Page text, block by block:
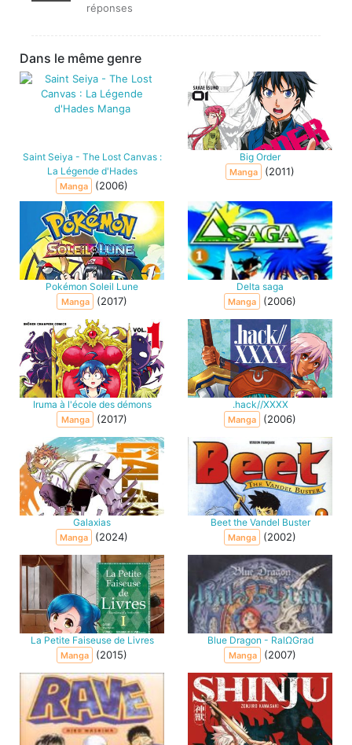
réponses
Dans le même genre
Saint Seiya - The Lost Canvas :
La Légende d'Hades
Manga (2006)
Big Order
Manga (2011)
Pokémon Soleil Lune
Manga (2017)
Delta saga
Manga (2006)
Iruma à l'école des démons
Manga (2017)
.hack//XXXX
Manga (2006)
Galaxias
Manga (2024)
Beet the Vandel Buster
Manga (2002)
La Petite Faiseuse de Livres
Manga (2015)
Blue Dragon - RalΩGrad
Manga (2007)